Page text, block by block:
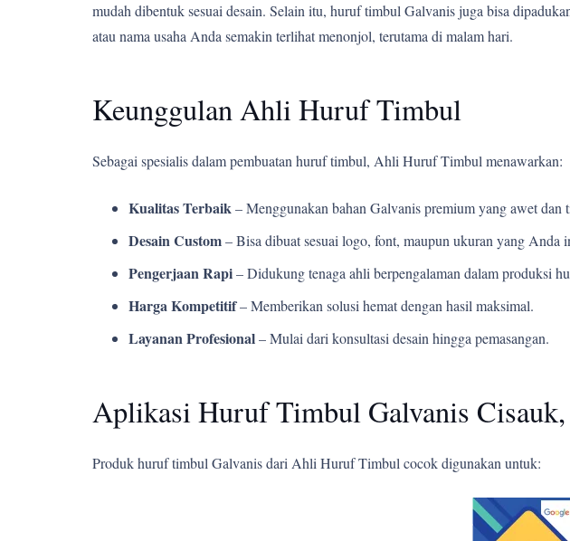
mudah dibentuk sesuai desain. Selain itu, huruf timbul Galvanis juga bisa
atau nama usaha Anda semakin terlihat menonjol, terutama di malam hari.
Keunggulan Ahli Huruf Timbul
Sebagai spesialis dalam pembuatan huruf timbul, Ahli Huruf Timbul menawarkan:
Kualitas Terbaik– Menggunakan bahan Galvanis premium yang awet dan
Desain Custom– Bisa dibuat sesuai logo, font, maupun ukuran yang Anda
Pengerjaan Rapi– Didukung tenaga ahli berpengalaman dalam produksi
Harga Kompetitif– Memberikan solusi hemat dengan hasil maksimal.
Layanan Profesional– Mulai dari konsultasi desain hingga pemasangan.
Aplikasi Huruf Timbul Galvanis Cisauk,
Produk huruf timbul Galvanis dari Ahli Huruf Timbul cocok digunakan untuk: